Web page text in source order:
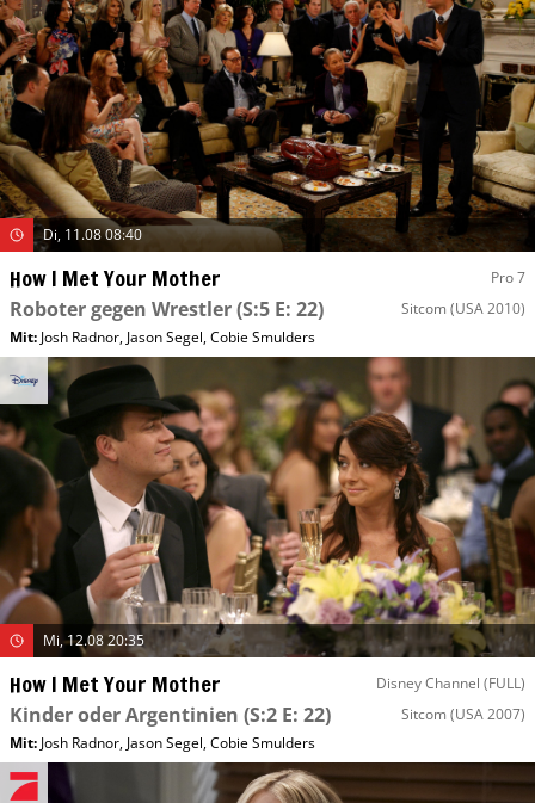
Di, 11.08 08:40
How I Met Your Mother Pro 7
Roboter gegen Wrestler(S:5 E: 22) Sitcom (USA 2010)
Mit: Josh Radnor, Jason Segel,Cobie Smulders
Mi, 12.08 20:35
How I Met Your Mother Disney Channel (FULL)
Kinder oder Argentinien (S:2 E: 22) Sitcom (USA 2007)
Mit: Josh Radnor, Jason Segel,Cobie Smulders